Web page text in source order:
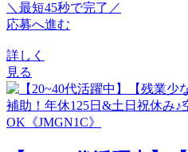
＼最短45秒で完了／
応募へ進む
詳しく
見る